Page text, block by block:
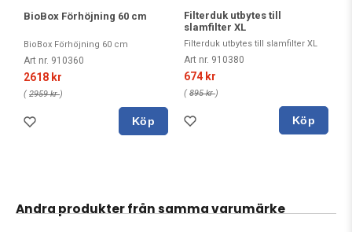
BioBox Förhöjning 60 cm
BioBox Förhöjning 60 cm
Art nr. 910360
2618 kr
( 2959 kr)
Köp
Filterduk utbytes till
slamfilter XL
Filterduk utbytes till slamfilter XL
Art nr. 910380
674 kr
( 895 kr)
Köp
Andra produkter från samma varumärke